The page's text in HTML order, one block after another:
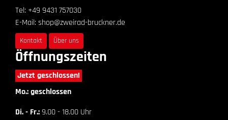
Tel: +49 9431 757030
E-Mail: shop@zweirad-bruckner.de
Kontakt Über uns
Öffnungszeiten
Jetzt geschlossen!
Mo.: geschlossen
Di. - Fr.:9.00 - 18.00 Uhr